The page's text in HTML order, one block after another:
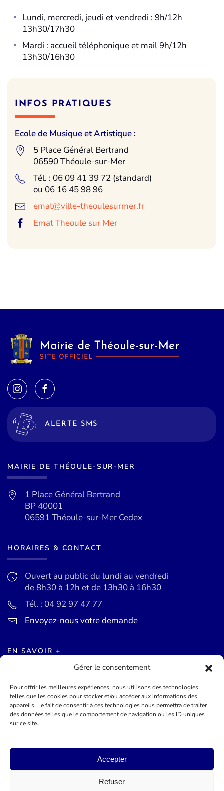
Gérer le consentement
Pour offrir les meilleures expériences, nous utilisons des technologies
telles que les cookies pour stocker et/ou accéder aux informations des
appareils. Le fait de consentir à ces technologies nous permettra de traiter
des données telles que le comportement de navigation ou les ID uniques
sur ce site.
Accepter
Refuser
INFOS PRATIQUES
Ecole de Musique et Artistique :
5 Place Général Bertrand
06590 Théoule-sur-Mer
Tél. : 06 09 41 39 72 (standard)
ou 06 16 45 98 96
emat@ville-theoulesurmer.fr
Emat Theoule sur Mer
Lundi, mercredi, jeudi et vendredi : 9h/12h –
13h30/17h30
Mardi : accueil téléphonique et mail 9h/12h –
13h30/16h30
ALERTE SMS
MAIRIE DE THÉOULE-SUR-MER
1 Place Général Bertrand
BP 40001
06591 Théoule-sur-Mer Cedex
HORAIRES & CONTACT
Ouvert au public du lundi au vendredi
de 8h30 à 12h et de 13h30 à 16h30
Tél. : 04 92 97 47 77
Envoyez-nous votre demande
EN SAVOIR +
Agenda des événements
Mentions légales
Conditions générales
©2026Mairie de Théoule-sur-Mer - Site officel - Réalisé par
Lueur Externe, Agence de Communication